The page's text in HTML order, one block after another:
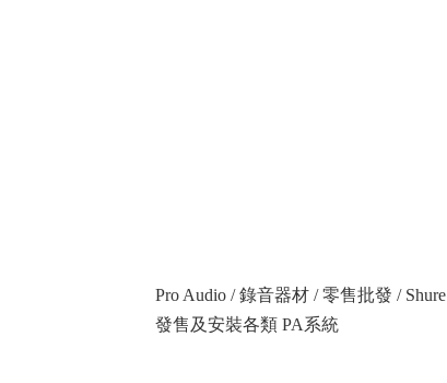
Pro Audio / 錄音器材 / 零售批發 /
發售及安裝各類 PA系統